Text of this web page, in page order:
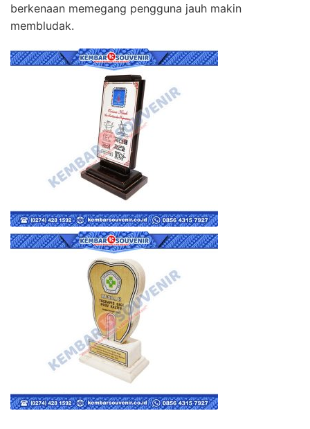
berkenaan memegang pengguna jauh makin
membludak.